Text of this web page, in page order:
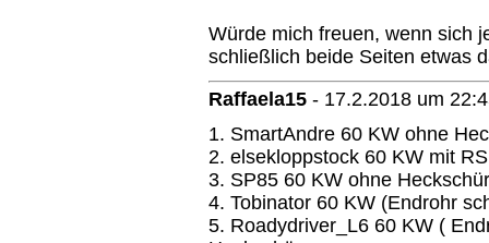
Würde mich freuen, wenn sich
schließlich beide Seiten etwas
Raffaela15 - 17.2.2018 um
1. SmartAndre 60 KW ohne
2. elsekloppstock 60 KW mit
3. SP85 60 KW ohne
4. Tobinator 60 KW (Endrohr
5. Roadydriver_L6 60 KW (